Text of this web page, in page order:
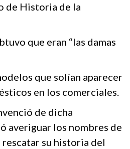
de Historia de la
que eran “las damas
que solían aparecer
en los comerciales.
de dicha
averiguar los nombres de
rescatar su historia del